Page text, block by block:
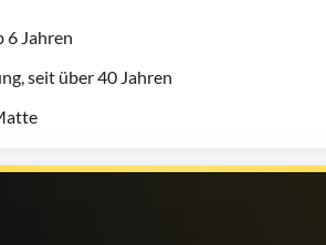
6 Jahren
seit über 40 Jahren